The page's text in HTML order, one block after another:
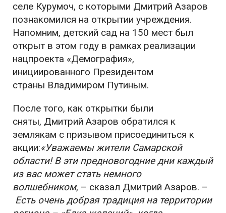
селе Курумоч, с которыми Дмитрий Азаров
познакомился на открытии учреждения.
Напомним, детский сад на 150 мест был
открыт в этом году в рамках реализации
нацпроекта «Демография»,
инициированного Президентом
страны Владимиром Путиным.
После того, как открытки были
сняты, Дмитрий Азаров обратился к
землякам с призывом присоединиться к
акции:«Уважаемы жители Самарской
области!В эти предновогодние дни каждый
из вас может стать немного
волшебником, – сказал Дмитрий Азаров. –
Есть оченьдобрая традиция на территории